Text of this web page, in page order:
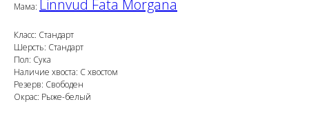
Мама: Linnvud Fata Morgana
Класс: Стандарт
Шерсть: Стандарт
Пол: Сука
Наличие хвоста: С хвостом
Резерв: Свободен
Окрас: Рыже-белый